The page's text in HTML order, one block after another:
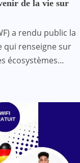
de la vie sur
a rendu public la
qui renseigne sur
écosystèmes…